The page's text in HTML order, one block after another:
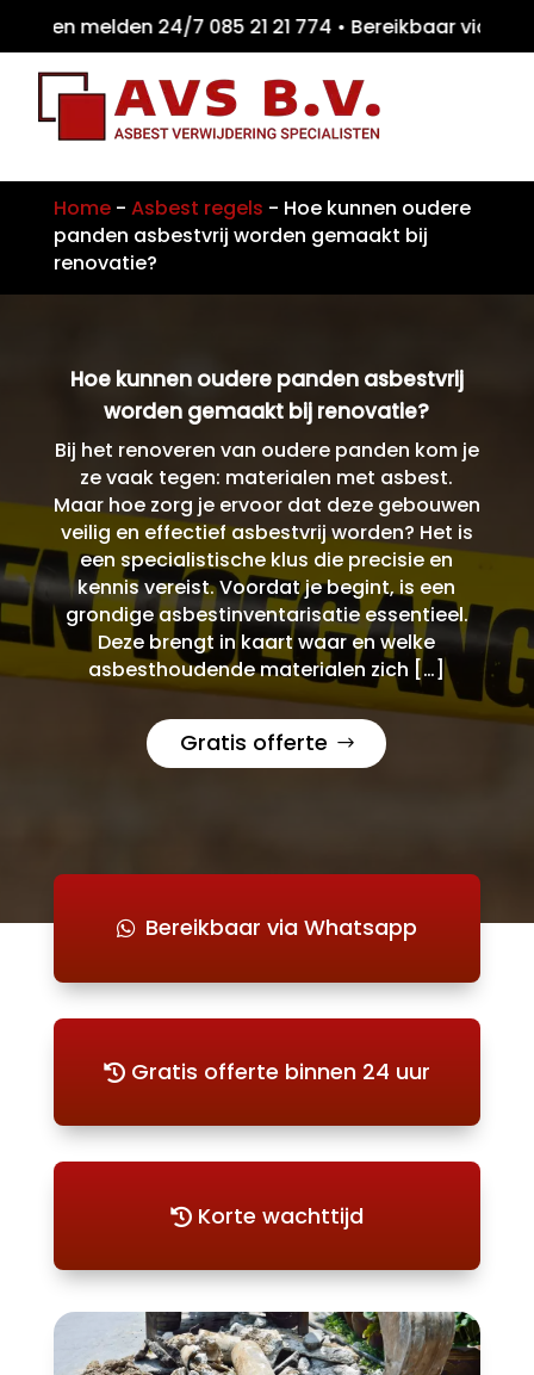
melden 24/7 085 21 21 774 •
Home- Asbest regels - Hoe kunnen oudere
panden asbestvrij worden gemaakt bij
renovatie?
Hoe kunnen oudere panden asbestvrij
worden gemaakt bij renovatie?
Bij het renoveren van oudere panden kom je
ze vaak tegen: materialen met asbest.
Maar hoe zorg je ervoor dat deze gebouwen
veilig en effectief asbestvrij worden? Het is
een specialistische klus die precisie en
kennis vereist. Voordat je begint, is een
grondige asbestinventarisatie essentieel.
Deze brengt in kaart waar en welke
asbesthoudende materialen zich […]
Gratis offerte
Bereikbaar via Whatsapp
Gratis offerte binnen 24 uur
Korte wachttijd